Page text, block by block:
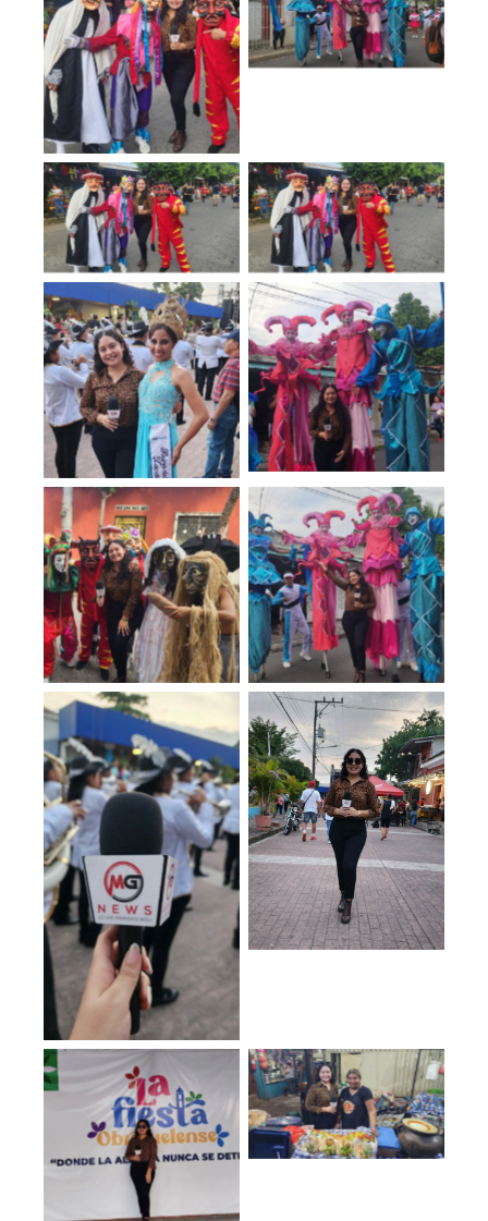
No Caption
No Caption
No Caption No Caption
No Caption No Caption
No Caption No Caption
No Caption
No Caption
No Caption
No Caption